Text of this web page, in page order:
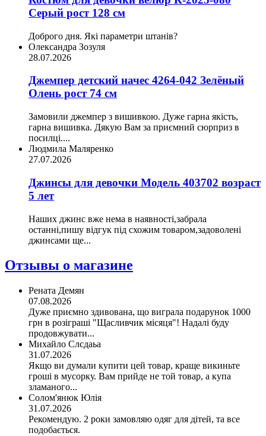
Серый рост 128 см
Доброго дня. Які параметри штанів?
Олександра Зозуля
28.07.2026
Джемпер детский начес 4264-042 Зелёный
Олень рост 74 см
Замовили джемпер з вишивкою. Дуже гарна якість,
гарна вишивка. Дякую Вам за приємний сюрприз в
посилці....
Людмила Маляренко
27.07.2026
Джинсы для девочки Модель 403702 возраст
5 лет
Наших джинс вже нема в наявності,забрала
останні,пишу відгук під схожим товаром,задоволені
джинсами ще...
Отзывы о магазине
Рената Демян
07.08.2026
Дуже приємно здивована, що виграла подарунок 1000
грн в розіграші "Щасливчик місяця"! Надалі буду
продовжувати...
Михайло Слсдаьа
31.07.2026
Якщо ви думали купити цей товар, краще викиньте
гроші в мусорку. Вам прийде не той товар, а купа
зламаного...
Солом'янюк Юлія
31.07.2026
Рекомендую. 2 роки замовляю одяг для дітей, та все
подобається.